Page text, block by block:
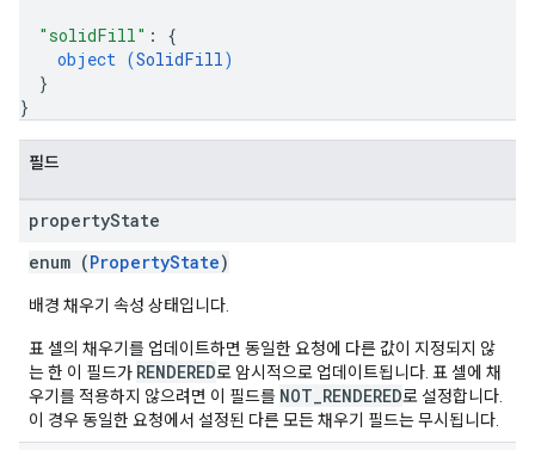
"solidFill" : {
object (SolidFill)
}
}
필드
propertyState
enum (PropertyState)
배경 채우기 속성 상태입니다.
표 셀의 채우기를 업데이트하면 동일한 요청에 다른 값이 지정되지 않
는 한 이 필드가 RENDERED로 암시적으로 업데이트됩니다. 표 셀에 채
우기를 적용하지 않으려면 이 필드를 NOT_RENDERED로 설정합니다.
이 경우 동일한 요청에서 설정된 다른 모든 채우기 필드는 무시됩니다.